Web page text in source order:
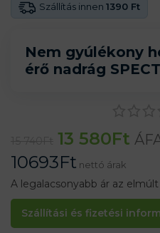
Nem gyúlékony
érő nadrág
Szállítás innen 1390 Ft
13 580Ft
10693Ft nettó árak
A legalacsonyabb ár az
Szállítási és fizetési